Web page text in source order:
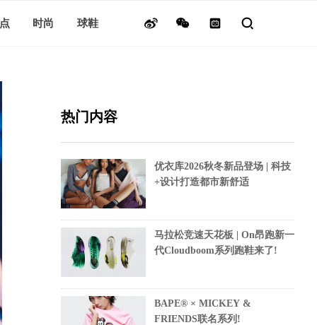
时尚 球鞋
热门内容
优衣库2026秋冬新品登场 | 科技
+设计打造都市新舒适
马拉松竞速天花板 | On昂跑新一
代Cloudboom系列跑鞋来了!
BAPE® × MICKEY &
FRIENDS联名系列!